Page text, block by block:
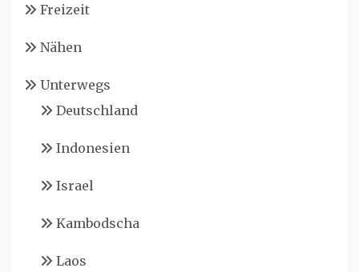
Freizeit
Nähen
Unterwegs
Deutschland
Indonesien
Israel
Kambodscha
Laos